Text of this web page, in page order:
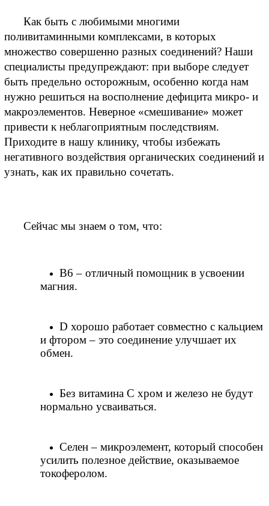
Как быть с любимыми многими
поливитаминными комплексами, в которых
множество совершенно разных соединений? Наши
специалисты предупреждают: при выборе следует
быть предельно осторожным, особенно когда нам
нужно решиться на восполнение дефицита микро- и
макроэлементов. Неверное «смешивание» может
привести к неблагоприятным последствиям.
Приходите в нашу клинику, чтобы избежать
негативного воздействия органических соединений и
узнать, как их правильно сочетать.
Сейчас мы знаем о том, что:
B6 – отличный помощник в усвоении
магния.
D хорошо работает совместно с кальцием
и фтором – это соединение улучшает их
обмен.
Без витамина C хром и железо не будут
нормально усваиваться.
Селен – микроэлемент, который способен
усилить полезное действие, оказываемое
токоферолом.